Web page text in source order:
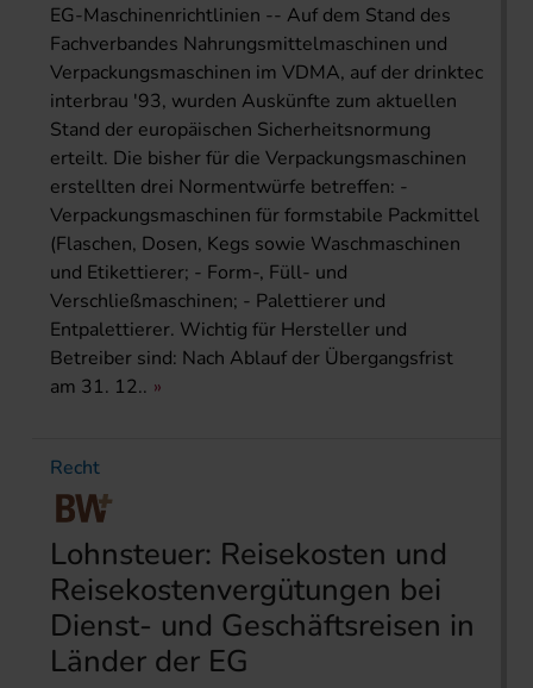
EG-Maschinenrichtlinien -- Auf dem Stand des
Fachverbandes Nahrungsmittelmaschinen und
Verpackungsmaschinen im VDMA, auf der drinktec
interbrau '93, wurden Auskünfte zum aktuellen
Stand der europäischen Sicherheitsnormung
erteilt. Die bisher für die Verpackungsmaschinen
erstellten drei Normentwürfe betreffen: -
Verpackungsmaschinen für formstabile Packmittel
(Flaschen, Dosen, Kegs sowie Waschmaschinen
und Etikettierer; - Form-, Füll- und
Verschließmaschinen; - Palettierer und
Entpalettierer. Wichtig für Hersteller und
Betreiber sind: Nach Ablauf der Übergangsfrist
am 31. 12..
Recht
Lohnsteuer: Reisekosten und
Reisekostenvergütungen bei
Dienst- und Geschäftsreisen in
Länder der EG